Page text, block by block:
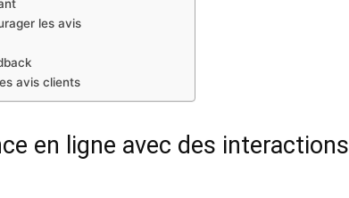
les avis
avis clients
en ligne avec des interactions